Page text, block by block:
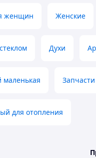
женщин Женские
Духи
маленькая
для отопления